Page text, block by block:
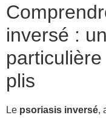
inversé :
plis
Le psoriasis inversé,